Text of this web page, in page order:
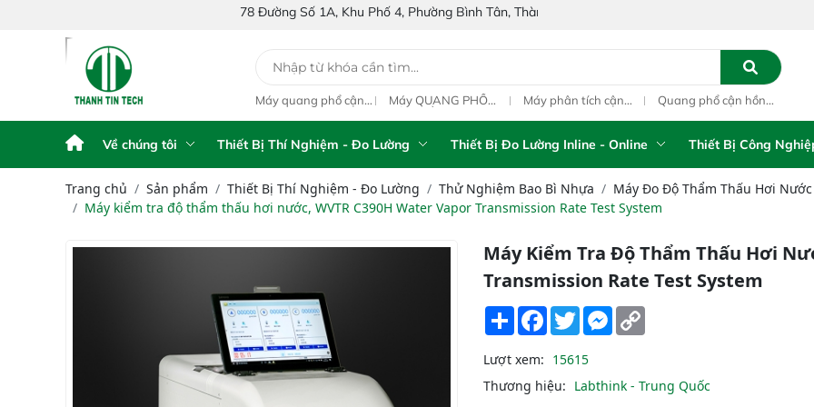
78 Đường Số 1A, Khu Phố 4, Phường Bình Tân, Thành phố Hồ Chí Minh, Việt Nam
phân tích NIR
Quang phổ cận hồng
Máy quang phổ cận
NIR Analyzer
Máy QUANG PHỔ
Vista-R
Máy phân tích cận
NIR Analyzer)
Quang phổ cận hồng
Về chúng tôi Thiết Bị Thí Nghiệm - Đo Lường Thiết Bị Đo Lường Inline - Online Thiết Bị Công
Trang chủ Sản phẩm Thiết Bị Thí Nghiệm - Đo Lường Thử Nghiệm Bao Bì Nhựa
Máy Đo Độ Thẩm Thấu Hơi Nước
Máy kiểm tra độ thẩm thấu hơi nước, WVTR C390H Water Vapor Transmission Rate Test System
Máy Kiểm Tra Độ Thẩm Thấu Hơi
Transmission Rate Test System
Share Facebook
TwitterMessenger
Lượt xem: 15615
Thương hiệu: Labthink - Trung Quốc